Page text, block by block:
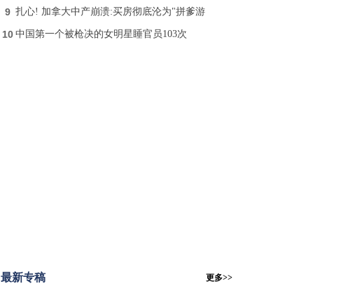
9 扎心! 加拿大中产崩溃:买房彻底沦为"拼爹游
10 中国第一个被枪决的女明星睡官员103次
最新专稿 更多>>